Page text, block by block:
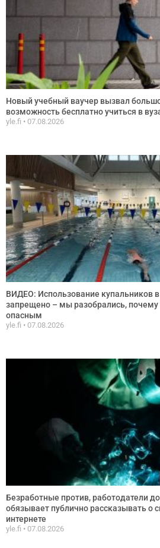
Новый учебный ваучер вызвал
возможность бесплатно учиться в
yle.fi 07.08.2026
ВИДЕО: Использование купальников
запрещено – мы разобрались, почему
опасным
yle.fi 07.08.2026
Безработные против, работодатели
обязывает публично рассказывать о
интернете
yle.fi 07.08.2026